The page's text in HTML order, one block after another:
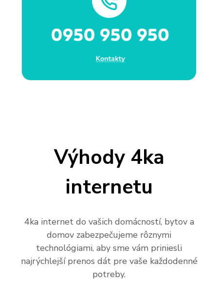
Výhody 4ka
internetu
4ka internet do vašich domácností, bytov a
domov zabezpečujeme rôznymi
technológiami, aby sme vám priniesli
najrýchlejší prenos dát pre vaše každodenné
potreby.